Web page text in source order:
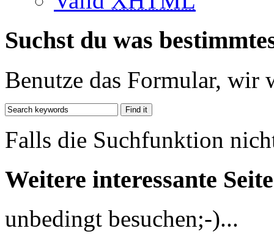
Suchst du was
Benutze das Formular, wir
Falls die Suchfunktion
Weitere interessante
unbedingt besuchen;-)...